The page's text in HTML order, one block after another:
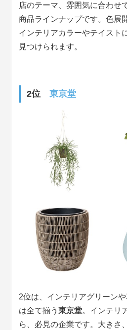
店のテーマ、雰囲気に合わせ
商品ラインナップです。色展
インテリアカラーやテイスト
見つけられます。
2位東京堂
2位は、インテリアグリーン
は全て揃う東京堂。インテリ
ら、必見の企業です。大きさ